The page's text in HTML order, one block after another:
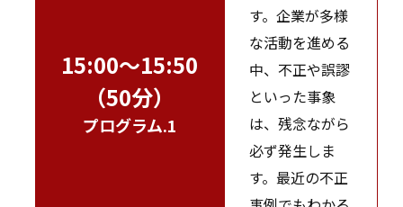
15:00～15:50
（50分）
プログラム.1
す。企業が多様
な活動を進める
中、不正や誤謬
といった事象
は、残念ながら
必ず発生しま
す。最近の不正